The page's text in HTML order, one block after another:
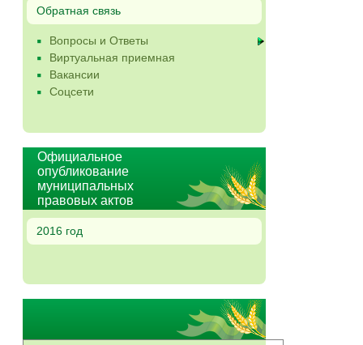
Обратная связь
Вопросы и Ответы
Виртуальная приемная
Вакансии
Соцсети
Официальное
опубликование
муниципальных
правовых актов
2016 год